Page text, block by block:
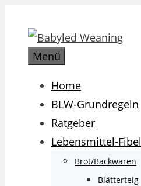
Inhalt
springenMenü
Home
BLW-Grundregeln
Ratgeber
Lebensmittel-Fibel
Brot/Backwaren
Blätterteig